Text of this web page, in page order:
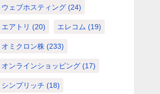
ウェブホスティング(24)
エアトリ (20) エレコム (19)
オミクロン株(233)
オンラインショッピング(17)
シンプリッチ (18)